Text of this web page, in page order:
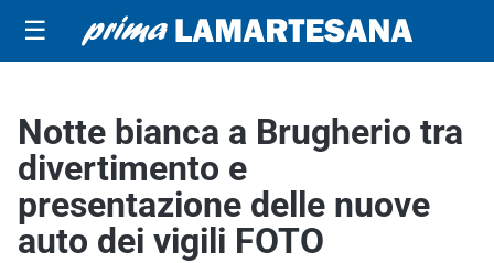
☰
Notte bianca a Brugherio tra
divertimento e
presentazione delle nuove
auto dei vigili FOTO